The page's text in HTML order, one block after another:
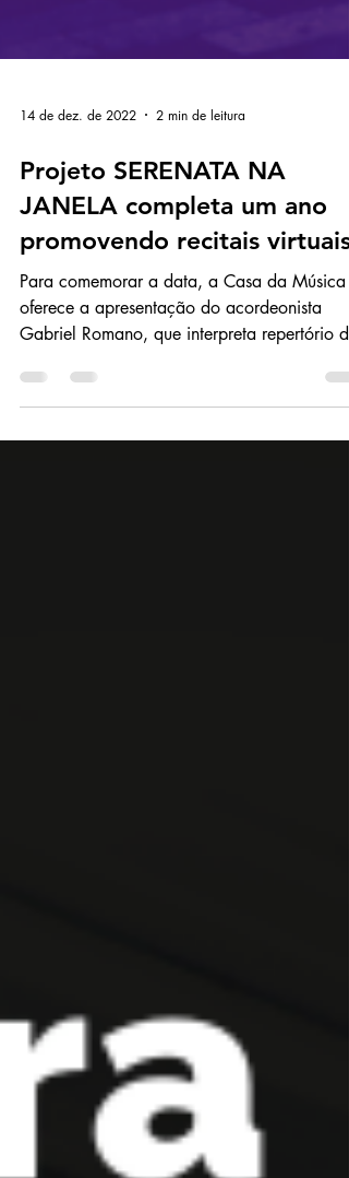
14 de dez. de 2022 2 min de leitura
Projeto SERENATA NA
JANELA completa um ano
promovendo recitais virtuais
Para comemorar a data, a Casa da Música
música popular e